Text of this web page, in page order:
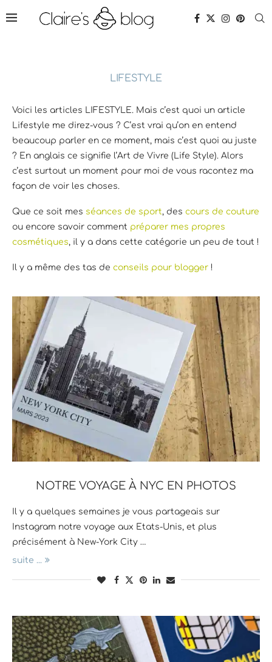
LIFESTYLE
Voici les articles LIFESTYLE. Mais c’est quoi un article
Lifestyle me direz-vous ? C’est vrai qu’on en entend
beaucoup parler en ce moment, mais c’est quoi au juste
? En anglais ce signifie l’Art de Vivre (Life Style). Alors
c’est surtout un moment pour moi de vous racontez ma
façon de voir les choses.
Que ce soit mes séances de sport, des cours de couture
ou encore savoir comment préparer mes propres
cosmétiques, il y a dans cette catégorie un peu de tout !
Il y a même des tas de conseils pour blogger !
NOTRE VOYAGE À NYC EN PHOTOS
Il y a quelques semaines je vous partageais sur
Instagram notre voyage aux Etats-Unis, et plus
précisément à New-York City …
suite ...